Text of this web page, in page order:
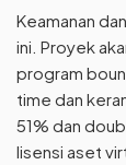
Keamanan
ini. Proyek
program
time dan
51% dan
lisensi aset